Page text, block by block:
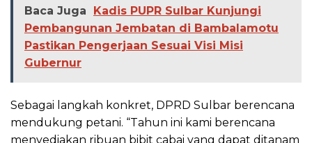
Baca Juga
Kadis PUPR Sulbar Kunjungi
Pembangunan Jembatan di Bambalamotu
Pastikan Pengerjaan Sesuai Visi Misi
Gubernur
Sebagai langkah konkret, DPRD Sulbar berencana
mendukung petani. “Tahun ini kami berencana
menyediakan ribuan bibit cabai yang dapat ditanam